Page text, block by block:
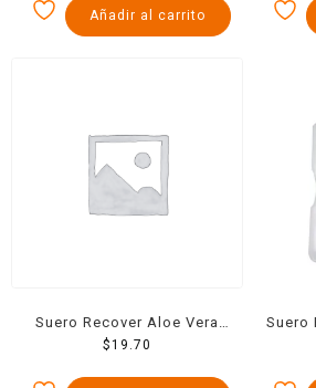
Añadir al carrito
Suero Recover Aloe Vera
630 Ml
$19.70
Suero